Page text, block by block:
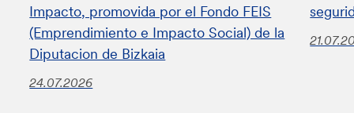
Impacto, promovida por el Fondo FEIS
(Emprendimiento e Impacto Social) de la
Diputacion de Bizkaia
24.07.2026